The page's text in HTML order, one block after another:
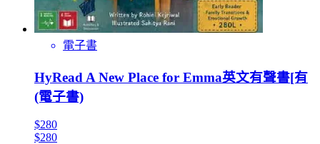
電子書
HyRead A New Place for Emma英文有聲書[有
(電子書)
$280
$280